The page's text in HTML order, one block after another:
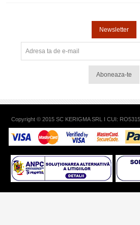
Newsletter
Aboneaza-te
Copyright © 2015 SC KERIGMA SRL I CUI: